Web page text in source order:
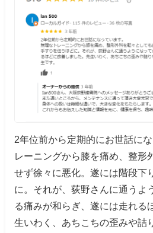
2年位前から定期的にお世話に
レーニングから膝を痛め、整形
せず徐々に悪化。遂には階段下
に。それが、荻野さんに通うよ
る痛みが和らぎ、遂には走れる
生いわく、あちこちの歪みや詰